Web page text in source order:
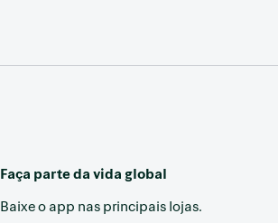
Faça parte da vida global
Baixe o app nas principais lojas.